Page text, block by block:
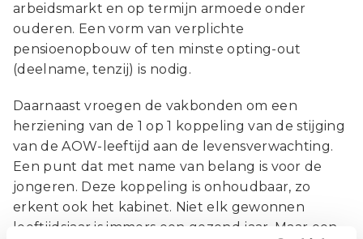
arbeidsmarkt en op termijn armoede onder
ouderen. Een vorm van verplichte
pensioenopbouw of ten minste opting-out
(deelname, tenzij) is nodig.
Daarnaast vroegen de vakbonden om een
herziening van de 1 op 1 koppeling van de stijging
van de AOW-leeftijd aan de levensverwachting.
Een punt dat met name van belang is voor de
jongeren. Deze koppeling is onhoudbaar, zo
erkent ook het kabinet. Niet elk gewonnen
leeftijdsjaar is immers een gezond jaar. Maar een